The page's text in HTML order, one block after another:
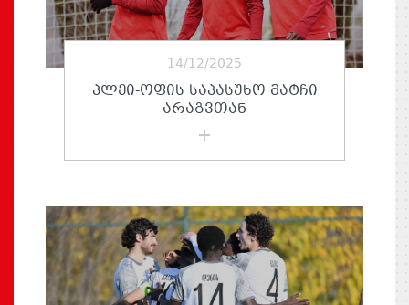
14/12/2025
ᲞᲚᲔᲘ-ᲝᲤᲘᲡ ᲡᲐᲞᲐᲡᲣᲮᲝ ᲛᲐᲢᲩᲘ
ᲐᲠᲐᲒᲕᲗᲐᲜ